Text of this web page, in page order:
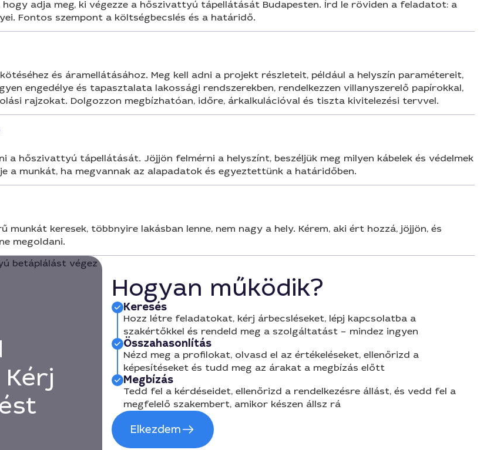
adja meg, ki végezze a hőszivattyú tápellátását Budapesten. Írd le röviden a feladatot: a
Fontos szempont a költségbecslés és a határidő.
és áramellátásához. Meg kell adni a projekt részleteit, például a helyszín paramétereit,
engedélye és tapasztalata lakossági rendszerekben, rendelkezzen villanyszerelő papírokkal,
rajzokat. Dolgozzon megbízhatóan, időre, árkalkulációval és tiszta kivitelezési tervvel.
a hőszivattyú tápellátását. Jöjjön felmérni a helyszínt, beszéljük meg milyen kábelek és védelmek
a munkát, ha megvannak az alapadatok és egyeztettünk a határidőben.
keresek, többnyire lakásban lenne, nem nagy a hely. Kérem, aki ért hozzá, jöjjön, és
megoldani.
Hogyan működik?
Keresés
Hozz létre feladatokat, kérj árbecsléseket, lépj kapcsolatba a
szakértőkkel és rendeld meg a szolgáltatást – mindez ingyen
Összahasonlítás
Nézd meg a profilokat, olvasd el az értékeléseket, ellenőrizd a
képesítéseket és tudd meg az árakat a megbízás előtt
Megbízás
Tedd fel a kérdéseidet, ellenőrizd a rendelkezésre állást, és vedd fel a
megfelelő szakembert, amikor készen állsz rá
Elkezdem